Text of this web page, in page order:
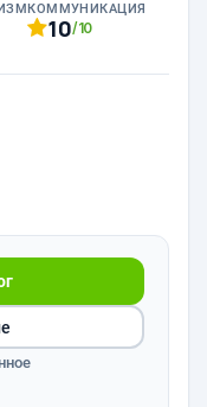
КОММУНИКАЦИЯ
10/10